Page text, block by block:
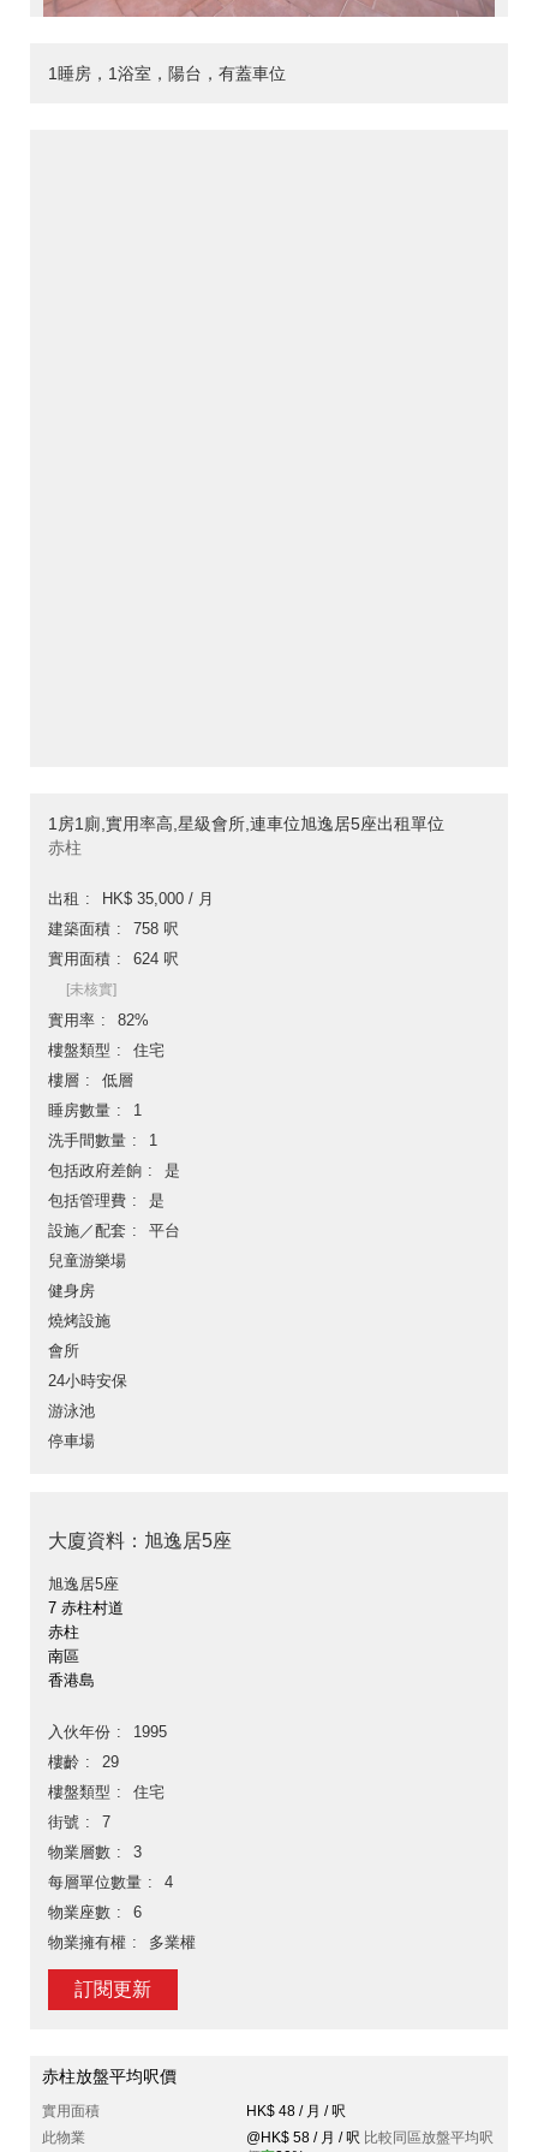
1睡房，1浴室，陽台，有蓋車位
1房1廁,實用率高,星級會所,連車位旭逸居5座出租單位
赤柱
出租
HK$ 35,000 / 月
建築面積
758 呎
實用面積
624 呎
[未核實]
實用率
82%
樓盤類型
住宅
樓層
低層
睡房數量
1
洗手間數量
1
包括政府差餉
是
包括管理費
是
設施／配套
平台
兒童游樂場
健身房
燒烤設施
會所
24小時安保
游泳池
停車場
大廈資料：旭逸居5座
旭逸居5座
7 赤柱村道
赤柱
南區
香港島
入伙年份
1995
樓齡
29
樓盤類型
住宅
街號
7
物業層數
3
每層單位數量
4
物業座數
6
物業擁有權
多業權
訂閱更新
赤柱放盤平均呎價
實用面積
HK$ 48 / 月 / 呎
此物業
@HK$ 58 / 月 / 呎 比較同區放盤平均呎